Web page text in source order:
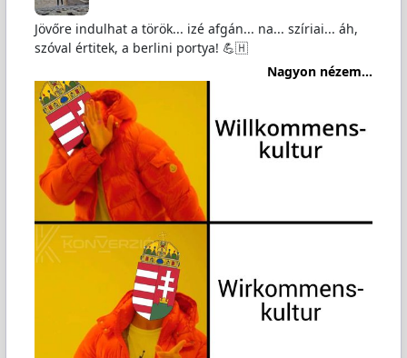
Jövőre indulhat a török... izé afgán... na... szíriai... áh,
szóval értitek, a berlini portya! 💪🇭
Nagyon nézem...